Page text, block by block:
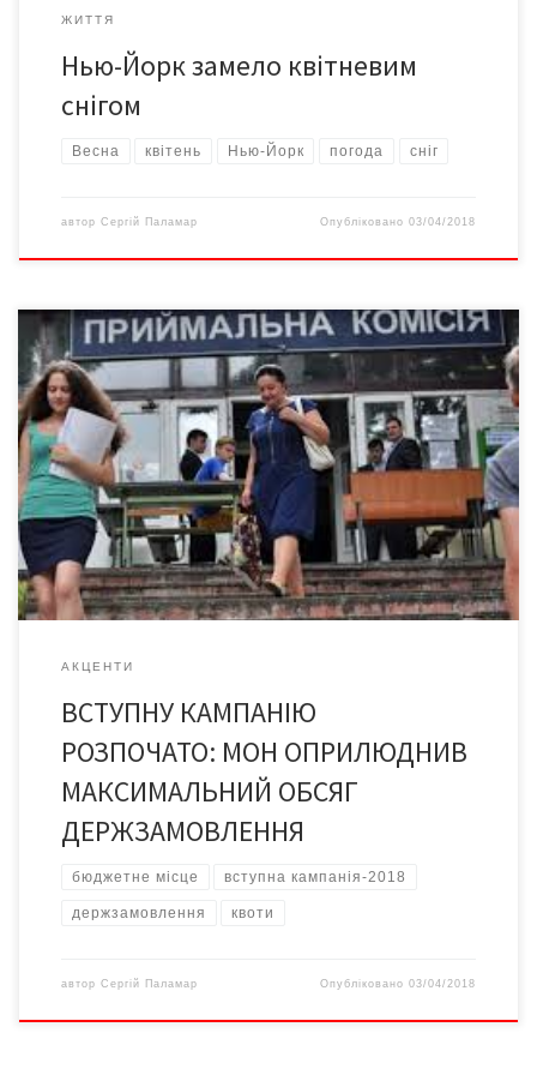
ЖИТТЯ
Нью-Йорк замело квітневим
снігом
Весна квітень Нью-Йорк погода сніг
автор Сергій Паламар Опубліковано03/04/2018
У межах системи широкого конкурсу виш може як отримати
максимальний обсяг місць держзамовлення, так і не отримати
жодного бюджетного місця Міністерство освіти і науки
оприлюднило максимальні обсяги держзамовлення на прийом
до закладів вищої освіти у 2018 році. Загалом інформація
являє собою програми бакалаврату та магістратури зі 161
ЗВО з […]
АКЦЕНТИ
ВСТУПНУ КАМПАНІЮ
РОЗПОЧАТО: МОН ОПРИЛЮДНИВ
МАКСИМАЛЬНИЙ ОБСЯГ
ДЕРЖЗАМОВЛЕННЯ
бюджетне місце вступна кампанія-2018
держзамовлення квоти
автор Сергій Паламар Опубліковано03/04/2018